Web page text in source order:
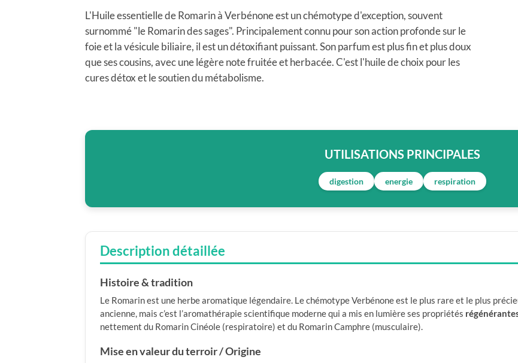
L'Huile essentielle de Romarin à Verbénone est un chémotype d'exception, souvent
surnommé "le Romarin des sages". Principalement connu pour son action profonde sur le
foie et la vésicule biliaire, il est un détoxifiant puissant. Son parfum est plus fin et plus doux
que ses cousins, avec une légère note fruitée et herbacée. C'est l'huile de choix pour les
cures détox et le soutien du métabolisme.
UTILISATIONS PRINCIPALES
digestion energie respiration
Description détaillée
Histoire & tradition
Le Romarin est une herbe aromatique légendaire. Le chémotype Verbénone est le plus rare et le plus
ancienne, mais c’est l’aromathérapie scientifique moderne qui a mis en lumière ses propriétés
nettement du Romarin Cinéole (respiratoire) et du Romarin Camphre (musculaire).
Mise en valeur du terroir / Origine